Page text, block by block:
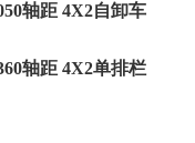
轴距 4X2自卸车
轴距 4X2单排栏